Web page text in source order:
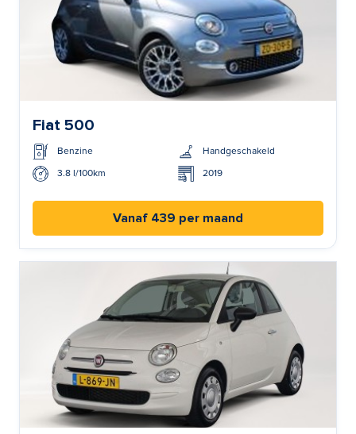
Fiat 500
Benzine Handgeschakeld
3.8 l/100km 2019
Vanaf 439 per maand